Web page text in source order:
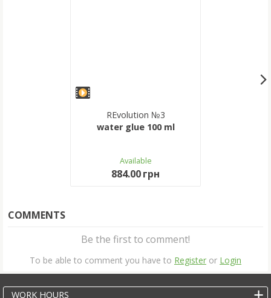
REvolution №3
water glue 100 ml
Available
884.00 грн
COMMENTS
Be the first to comment!
To be able to comment you have to Register or Login
WORK HOURS